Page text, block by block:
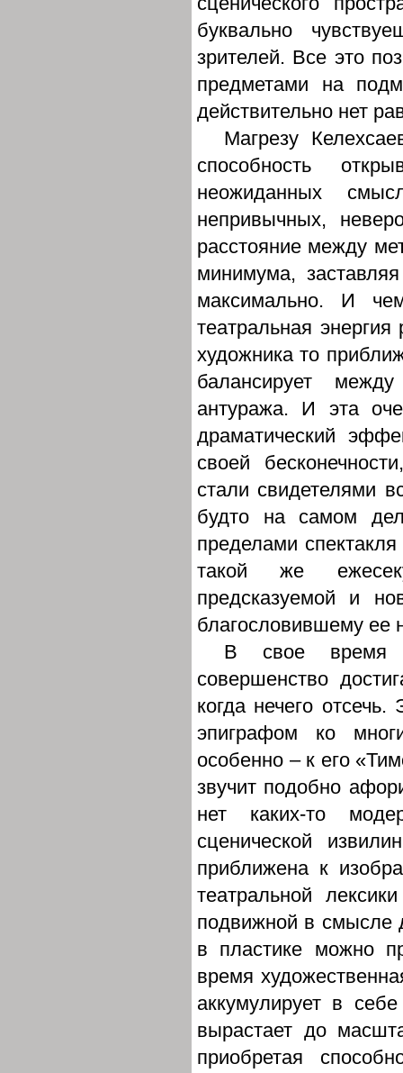
буквально
зрителей. Все это
предметами на
действительно нет
Магрезу
способность
неожиданных
непривычных,
расстояние между
минимума,
максимально. И
театральная
художника то
балансирует
антуража. И эта
драматический
своей
стали свидетелями
будто на самом
пределами
такой же
предсказуемой и
благословившему ее
В свое время
совершенство
когда нечего
эпиграфом ко
особенно – к его
звучит подобно
нет каких-то
сценической
приближена к
театральной
подвижной в смысле
в пластике можно
время
аккумулирует в
вырастает до
приобретая